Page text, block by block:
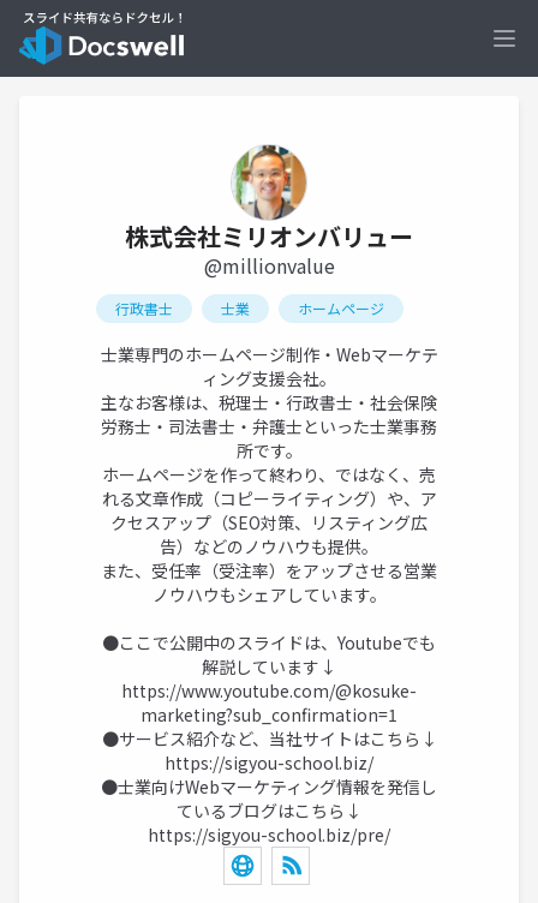
株式会社ミリオンバリュー
@millionvalue
行政書士 士業 ホームページ
士業専門のホームページ制作・Webマーケテ
ィング支援会社。
主なお客様は、税理士・行政書士・社会保険
労務士・司法書士・弁護士といった士業事務
所です。
ホームページを作って終わり、ではなく、売
れる文章作成（コピーライティング）や、ア
クセスアップ（SEO対策、リスティング広
告）などのノウハウも提供。
また、受任率（受注率）をアップさせる営業
ノウハウもシェアしています。
●ここで公開中のスライドは、Youtubeでも
解説しています↓
https://www.youtube.com/@kosuke-
marketing?sub_confirmation=1
●サービス紹介など、当社サイトはこちら↓
https://sigyou-school.biz/
●士業向けWebマーケティング情報を発信し
ているブログはこちら↓
https://sigyou-school.biz/pre/